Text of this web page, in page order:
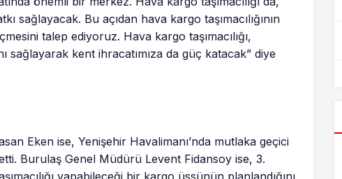
sağlayacak. Bu açıdan hava kargo taşımacılığının
talep ediyoruz. Hava kargo taşımacılığı,
sağlayarak kent ihracatımıza da güç katacak” diye
Eken ise, Yenişehir Havalimanı’nda mutlaka geçici
Burulaş Genel Müdürü Levent Fidansoy ise, 3.
yapabileceği bir kargo üssünün planlandığını